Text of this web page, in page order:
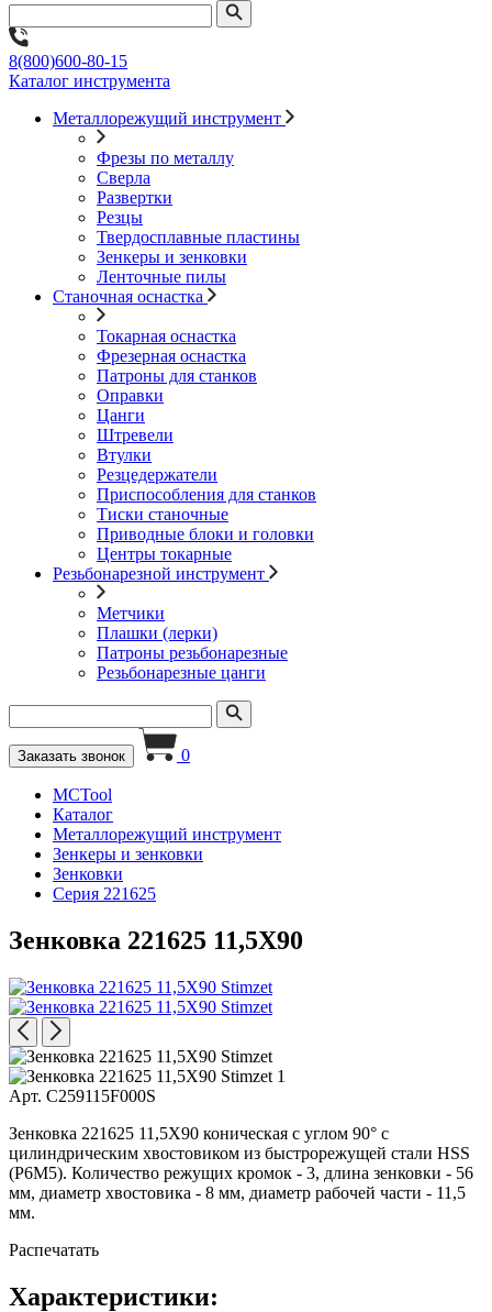
8(800)600-80-15
Каталог инструмента
Металлорежущий инструмент
Фрезы по металлу
Сверла
Развертки
Резцы
Твердосплавные пластины
Зенкеры и зенковки
Ленточные пилы
Станочная оснастка
Токарная оснастка
Фрезерная оснастка
Патроны для станков
Оправки
Цанги
Штревели
Втулки
Резцедержатели
Приспособления для станков
Тиски станочные
Приводные блоки и головки
Центры токарные
Резьбонарезной инструмент
Метчики
Плашки (лерки)
Патроны резьбонарезные
Резьбонарезные цанги
Заказать звонок 0
MCTool
Каталог
Металлорежущий инструмент
Зенкеры и зенковки
Зенковки
Серия 221625
Зенковка 221625 11,5X90
Арт. C259115F000S
Зенковка 221625 11,5X90 коническая с углом 90° с
цилиндрическим хвостовиком из быстрорежущей стали HSS
(Р6М5). Количество режущих кромок - 3, длина зенковки - 56
мм, диаметр хвостовика - 8 мм, диаметр рабочей части - 11,5
мм.
Распечатать
Характеристики: